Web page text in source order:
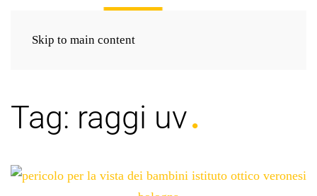
Skip to main content
Tag: raggi uv